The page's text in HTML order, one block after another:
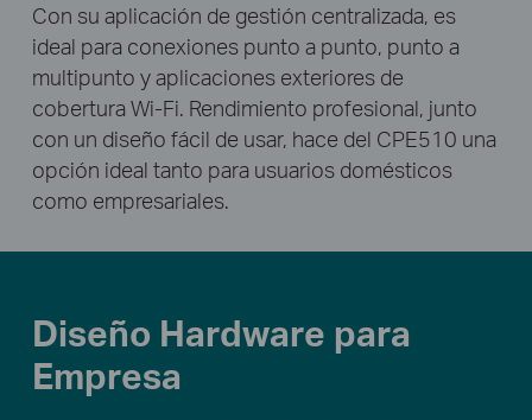
Con su aplicación de gestión centralizada, es
ideal para conexiones punto a punto, punto a
multipunto y aplicaciones exteriores de
cobertura Wi-Fi. Rendimiento profesional, junto
con un diseño fácil de usar, hace del CPE510 una
opción ideal tanto para usuarios domésticos
como empresariales.
Diseño Hardware para
Empresa